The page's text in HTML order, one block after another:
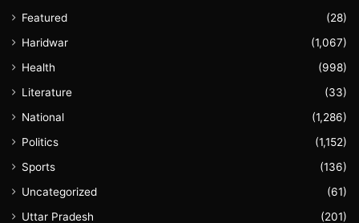
Featured
(28)
Haridwar
(1,067)
Health
(998)
Literature
(33)
National
(1,286)
Politics
(1,152)
Sports
(136)
Uncategorized
(61)
Uttar Pradesh
(201)